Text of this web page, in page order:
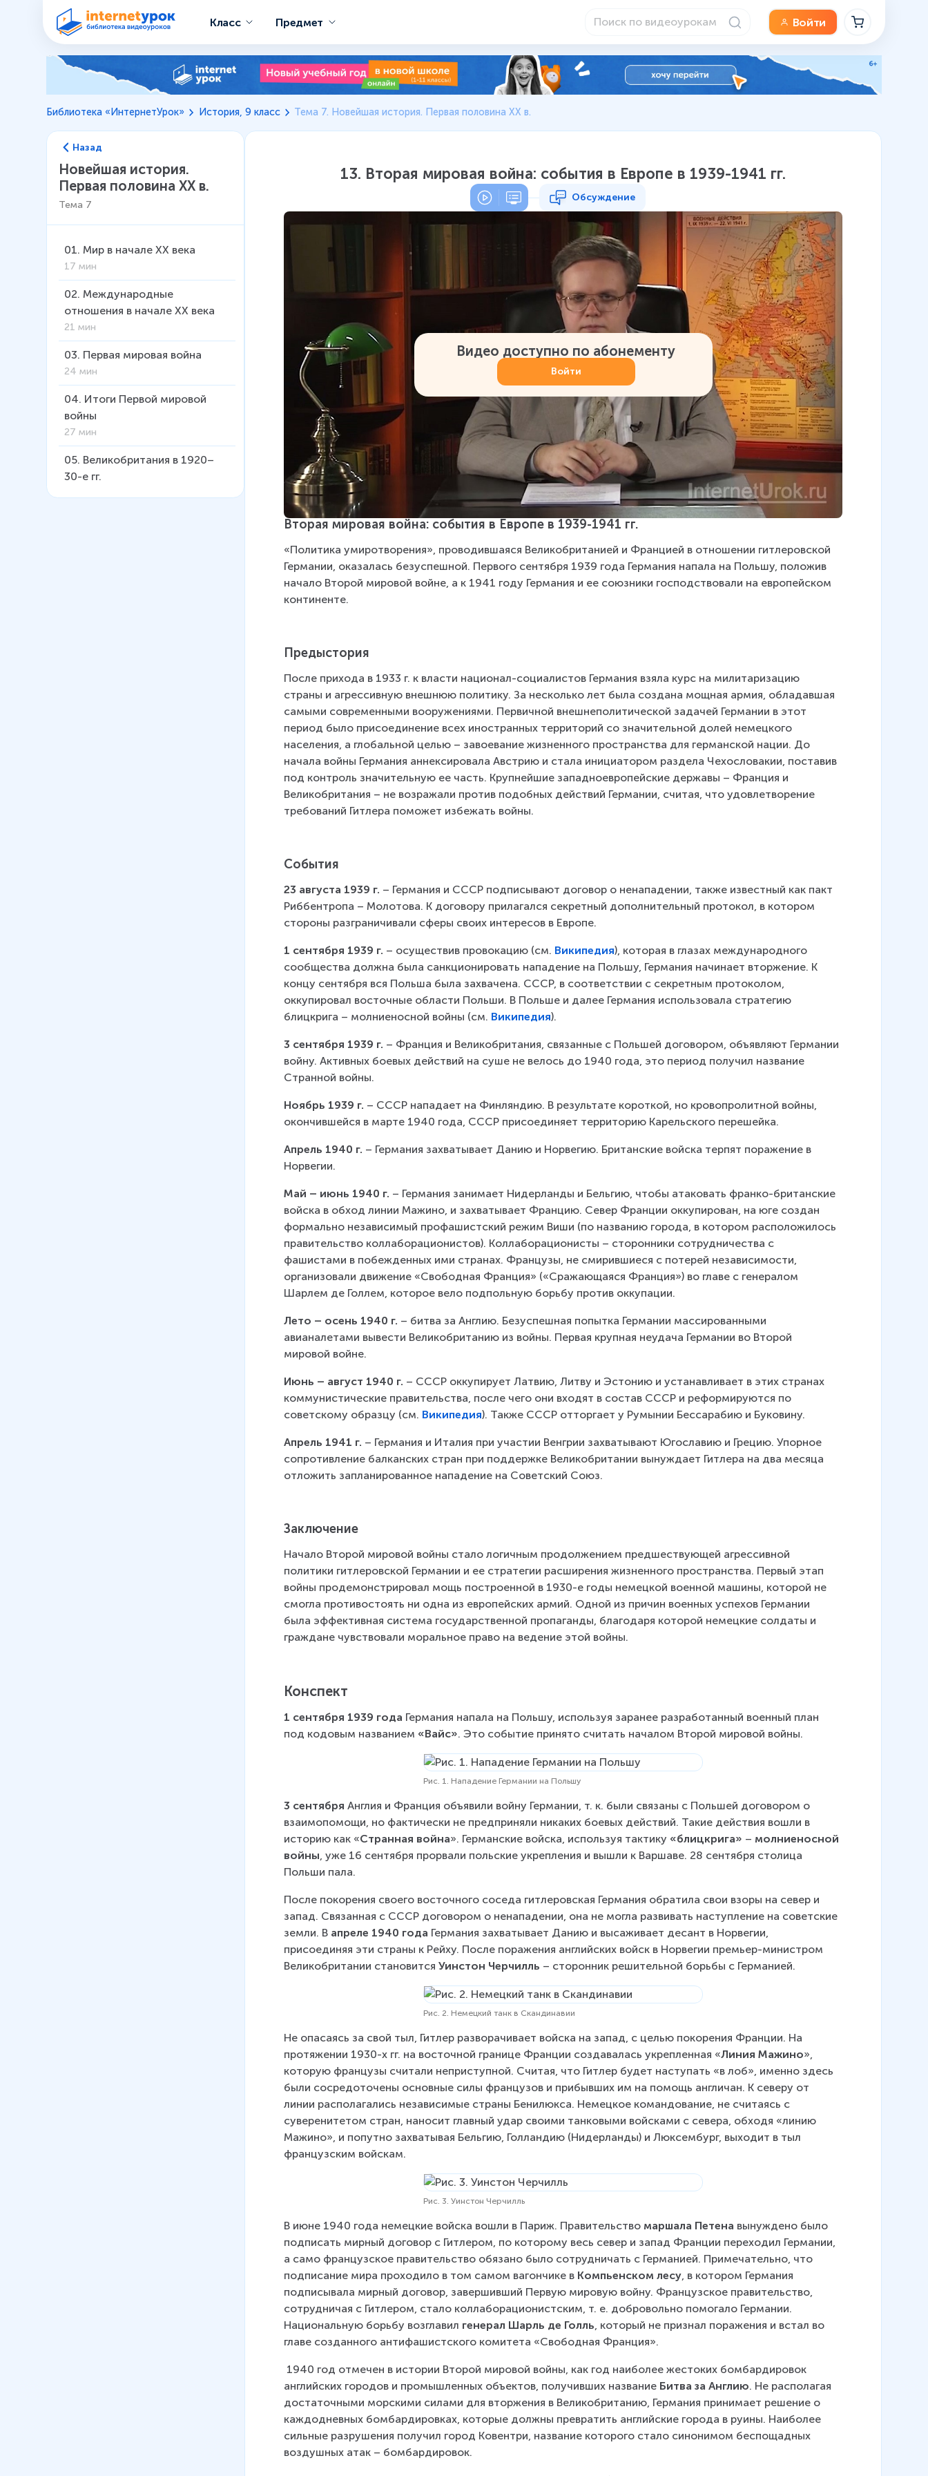
Класс Предмет Войти
Библиотека «ИнтернетУрок» История, 9 класс Тема 7. Новейшая история. Первая половина XX в.
Назад
Новейшая история.
Первая половина XX в.
Тема 7
01. Мир в начале XX века
17 мин
02. Международные
отношения в начале ХХ века
21 мин
03. Первая мировая война
24 мин
04. Итоги Первой мировой
войны
27 мин
05. Великобритания в 1920–
30-е гг.
13. Вторая мировая война: события в Европе в 1939-1941 гг.
Обсуждение
Видео доступно по абонементу
Войти
Вторая мировая война: события в Европе в 1939-1941 гг.
«Политика умиротворения», проводившаяся Великобританией и Францией в отношении гитлеровской
Германии, оказалась безуспешной. Первого сентября 1939 года Германия напала на Польшу, положив
начало Второй мировой войне, а к 1941 году Германия и ее союзники господствовали на европейском
континенте.
Предыстория
После прихода в 1933 г. к власти национал-социалистов Германия взяла курс на милитаризацию
страны и агрессивную внешнюю политику. За несколько лет была создана мощная армия, обладавшая
самыми современными вооружениями. Первичной внешнеполитической задачей Германии в этот
период было присоединение всех иностранных территорий со значительной долей немецкого
населения, а глобальной целью – завоевание жизненного пространства для германской нации. До
начала войны Германия аннексировала Австрию и стала инициатором раздела Чехословакии, поставив
под контроль значительную ее часть. Крупнейшие западноевропейские державы – Франция и
Великобритания – не возражали против подобных действий Германии, считая, что удовлетворение
требований Гитлера поможет избежать войны.
События
23 августа 1939 г. – Германия и СССР подписывают договор о ненападении, также известный как пакт
Риббентропа – Молотова. К договору прилагался секретный дополнительный протокол, в котором
стороны разграничивали сферы своих интересов в Европе.
1 сентября 1939 г. – осуществив провокацию (см. Википедия), которая в глазах международного
сообщества должна была санкционировать нападение на Польшу, Германия начинает вторжение. К
концу сентября вся Польша была захвачена. СССР, в соответствии с секретным протоколом,
оккупировал восточные области Польши. В Польше и далее Германия использовала стратегию
блицкрига – молниеносной войны (см. Википедия).
3 сентября 1939 г. – Франция и Великобритания, связанные с Польшей договором, объявляют Германии
войну. Активных боевых действий на суше не велось до 1940 года, это период получил название
Странной войны.
Ноябрь 1939 г. – СССР нападает на Финляндию. В результате короткой, но кровопролитной войны,
окончившейся в марте 1940 года, СССР присоединяет территорию Карельского перешейка.
Апрель 1940 г. – Германия захватывает Данию и Норвегию. Британские войска терпят поражение в
Норвегии.
Май – июнь 1940 г. – Германия занимает Нидерланды и Бельгию, чтобы атаковать франко-британские
войска в обход линии Мажино, и захватывает Францию. Север Франции оккупирован, на юге создан
формально независимый профашистский режим Виши (по названию города, в котором расположилось
правительство коллаборационистов). Коллаборационисты – сторонники сотрудничества с
фашистами в побежденных ими странах. Французы, не смирившиеся с потерей независимости,
организовали движение «Свободная Франция» («Сражающаяся Франция») во главе с генералом
Шарлем де Голлем, которое вело подпольную борьбу против оккупации.
Лето – осень 1940 г. – битва за Англию. Безуспешная попытка Германии массированными
авианалетами вывести Великобританию из войны. Первая крупная неудача Германии во Второй
мировой войне.
Июнь – август 1940 г. – СССР оккупирует Латвию, Литву и Эстонию и устанавливает в этих странах
коммунистические правительства, после чего они входят в состав СССР и реформируются по
советскому образцу (см. Википедия). Также СССР отторгает у Румынии Бессарабию и Буковину.
Апрель 1941 г. – Германия и Италия при участии Венгрии захватывают Югославию и Грецию. Упорное
сопротивление балканских стран при поддержке Великобритании вынуждает Гитлера на два месяца
отложить запланированное нападение на Советский Союз.
Заключение
Начало Второй мировой войны стало логичным продолжением предшествующей агрессивной
политики гитлеровской Германии и ее стратегии расширения жизненного пространства. Первый этап
войны продемонстрировал мощь построенной в 1930-е годы немецкой военной машины, которой не
смогла противостоять ни одна из европейских армий. Одной из причин военных успехов Германии
была эффективная система государственной пропаганды, благодаря которой немецкие солдаты и
граждане чувствовали моральное право на ведение этой войны.
Конспект
1 сентября 1939 года Германия напала на Польшу, используя заранее разработанный военный план
под кодовым названием «Вайс». Это событие принято считать началом Второй мировой войны.
Рис. 1. Нападение Германии на Польшу
3 сентября Англия и Франция объявили войну Германии, т. к. были связаны с Польшей договором о
взаимопомощи, но фактически не предприняли никаких боевых действий. Такие действия вошли в
историю как «Странная война». Германские войска, используя тактику «блицкрига» – молниеносной
войны, уже 16 сентября прорвали польские укрепления и вышли к Варшаве. 28 сентября столица
Польши пала.
После покорения своего восточного соседа гитлеровская Германия обратила свои взоры на север и
запад. Связанная с СССР договором о ненападении, она не могла развивать наступление на советские
земли. В апреле 1940 года Германия захватывает Данию и высаживает десант в Норвегии,
присоединяя эти страны к Рейху. После поражения английских войск в Норвегии премьер-министром
Великобритании становится Уинстон Черчилль – сторонник решительной борьбы с Германией.
Рис. 2. Немецкий танк в Скандинавии
Не опасаясь за свой тыл, Гитлер разворачивает войска на запад, с целью покорения Франции. На
протяжении 1930-х гг. на восточной границе Франции создавалась укрепленная «Линия Мажино»,
которую французы считали неприступной. Считая, что Гитлер будет наступать «в лоб», именно здесь
были сосредоточены основные силы французов и прибывших им на помощь англичан. К северу от
линии располагались независимые страны Бенилюкса. Немецкое командование, не считаясь с
суверенитетом стран, наносит главный удар своими танковыми войсками с севера, обходя «линию
Мажино», и попутно захватывая Бельгию, Голландию (Нидерланды) и Люксембург, выходит в тыл
французским войскам.
Рис. 3. Уинстон Черчилль
В июне 1940 года немецкие войска вошли в Париж. Правительство маршала Петена вынуждено было
подписать мирный договор с Гитлером, по которому весь север и запад Франции переходил Германии,
а само французское правительство обязано было сотрудничать с Германией. Примечательно, что
подписание мира проходило в том самом вагончике в Компьенском лесу, в котором Германия
подписывала мирный договор, завершивший Первую мировую войну. Французское правительство,
сотрудничая с Гитлером, стало коллаборационистским, т. е. добровольно помогало Германии.
Национальную борьбу возглавил генерал Шарль де Голль, который не признал поражения и встал во
главе созданного антифашистского комитета «Свободная Франция».
1940 год отмечен в истории Второй мировой войны, как год наиболее жестоких бомбардировок
английских городов и промышленных объектов, получивших название Битва за Англию. Не располагая
достаточными морскими силами для вторжения в Великобританию, Германия принимает решение о
каждодневных бомбардировках, которые должны превратить английские города в руины. Наиболее
сильные разрушения получил город Ковентри, название которого стало синонимом беспощадных
воздушных атак – бомбардировок.